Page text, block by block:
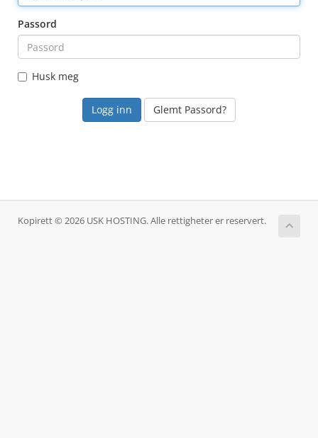
Passord
Husk meg
Glemt Passord?
Kopirett © 2026 USK HOSTING. Alle rettigheter er reservert.